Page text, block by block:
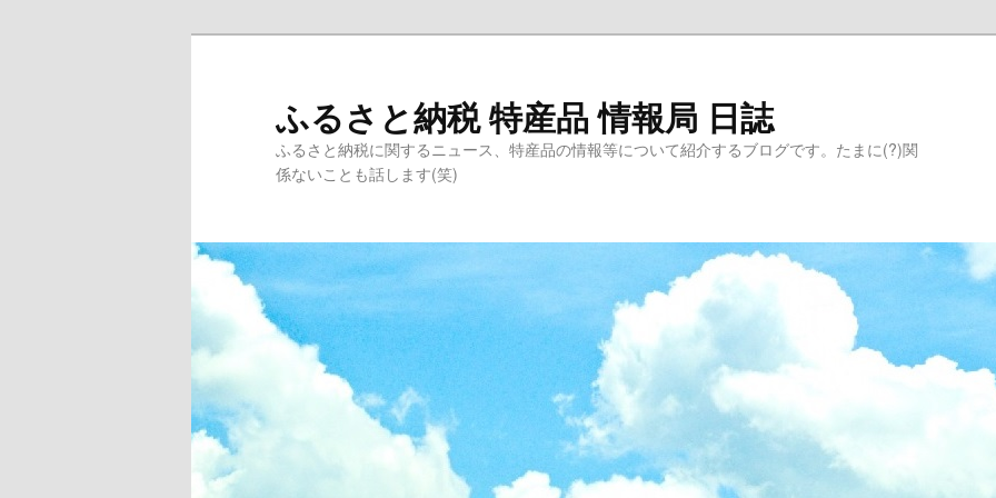
ふるさと納税 特産品 情報局 日誌
ふるさと納税に関するニュース、特産品の情報等について紹介するブログです。たまに(?)関
係ないことも話します(笑)